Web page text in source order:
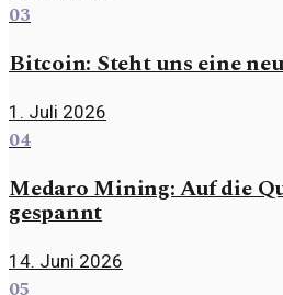
03
Bitcoin: Steht uns eine
1. Juli 2026
04
Medaro Mining: Auf die
gespannt
14. Juni 2026
05